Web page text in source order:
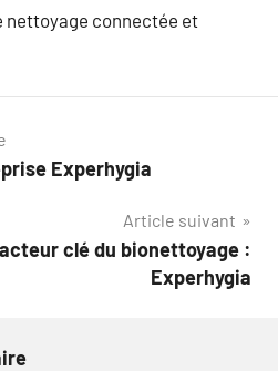
nettoyage connectée et
Experhygia
Article suivant
clé du bionettoyage :
Experhygia